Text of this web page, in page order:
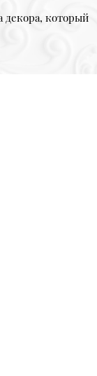
декора, который